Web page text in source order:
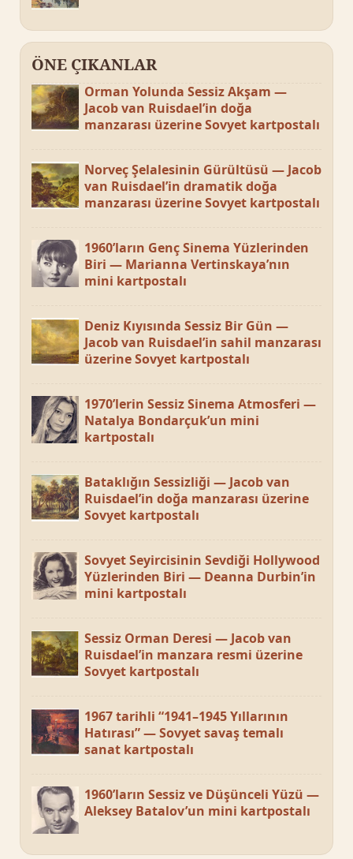
ÖNE ÇIKANLAR
Orman Yolunda Sessiz Akşam —
Jacob van Ruisdael’in doğa
manzarası üzerine Sovyet kartpostalı
Norveç Şelalesinin Gürültüsü — Jacob
van Ruisdael’in dramatik doğa
manzarası üzerine Sovyet kartpostalı
1960’ların Genç Sinema Yüzlerinden
Biri — Marianna Vertinskaya’nın
mini kartpostalı
Deniz Kıyısında Sessiz Bir Gün —
Jacob van Ruisdael’in sahil manzarası
üzerine Sovyet kartpostalı
1970’lerin Sessiz Sinema Atmosferi —
Natalya Bondarçuk’un mini
kartpostalı
Bataklığın Sessizliği — Jacob van
Ruisdael’in doğa manzarası üzerine
Sovyet kartpostalı
Sovyet Seyircisinin Sevdiği Hollywood
Yüzlerinden Biri — Deanna Durbin’in
mini kartpostalı
Sessiz Orman Deresi — Jacob van
Ruisdael’in manzara resmi üzerine
Sovyet kartpostalı
1967 tarihli “1941–1945 Yıllarının
Hatırası” — Sovyet savaş temalı
sanat kartpostalı
1960’ların Sessiz ve Düşünceli Yüzü —
Aleksey Batalov’un mini kartpostalı